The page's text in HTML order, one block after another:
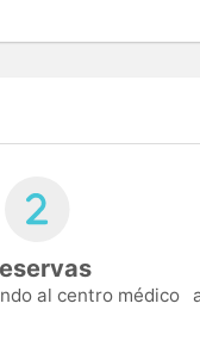
al centro médico